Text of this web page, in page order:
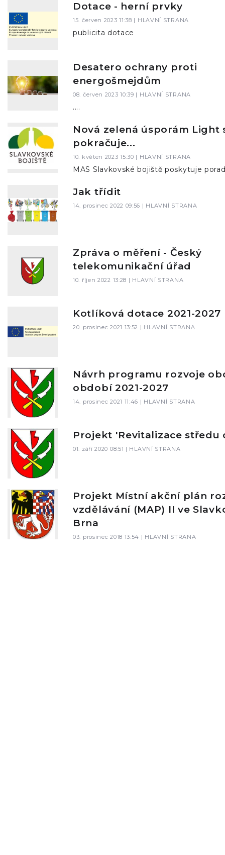
Dotace - herní prvky
15. červen 2023 11:38 | HLAVNÍ STRANA
publicita dotace
Desatero ochrany proti
energošmejdům
08. červen 2023 10:39 | HLAVNÍ STRANA
....
Nová zelená úsporám Light
pokračuje...
10. květen 2023 15:30 | HLAVNÍ STRANA
MAS Slavkovské bojiště poskytuje
Jak třídit
14. prosinec 2022 09:56 | HLAVNÍ STRANA
Zpráva o měření - Český
telekomunikační úřad
10. říjen 2022 13:28 | HLAVNÍ STRANA
Kotlíková dotace 2021-2027
20. prosinec 2021 13:52 | HLAVNÍ STRANA
Návrh programu rozvoje
období 2021-2027
14. prosinec 2021 11:46 | HLAVNÍ STRANA
Projekt 'Revitalizace středu
01. září 2020 08:51 | HLAVNÍ STRANA
Projekt Místní akční plán
vzdělávání (MAP) II ve
Brna
03. prosinec 2018 13:54 | HLAVNÍ STRANA